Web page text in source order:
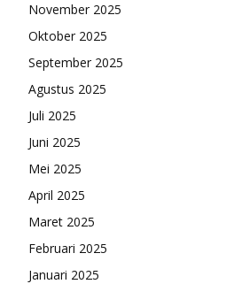
November 2025
Oktober 2025
September 2025
Agustus 2025
Juli 2025
Juni 2025
Mei 2025
April 2025
Maret 2025
Februari 2025
Januari 2025